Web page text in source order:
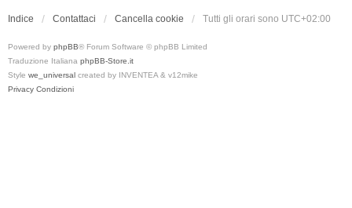
Indice Contattaci Cancella cookie Tutti gli orari sono UTC+02:00
Powered by phpBB® Forum Software © phpBB Limited
Traduzione Italiana phpBB-Store.it
Style we_universal created by INVENTEA & v12mike
Privacy Condizioni